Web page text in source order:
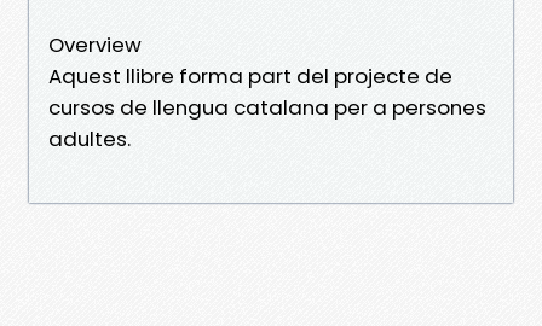
Overview
Aquest llibre forma part del projecte de
cursos de llengua catalana per a persones
adultes.